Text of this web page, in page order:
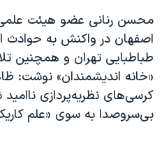
گالری عکس
آرشیو پخش زنده
اعتراضات زن، زندگی، آزادی
مجموعه مستندهای دادخواهی
تریبونال مردمی آبان ۹۸
دادگاه حمید نوری
چهل سال گروگان‌گیری
محسن رنانی عضو هیئت علمی
اصفهان در واکنش به حوادث
طباطبایی تهران و همچنین
«خانه اندیشمندان» نوشت:
کرسی‌های نظریه‌پردازی
بی‌سرو‌صدا به سوی «علم